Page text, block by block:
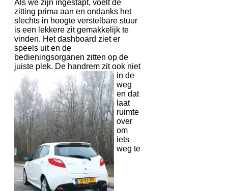
Als we zijn ingestapt, voelt de
zitting prima aan en ondanks het
slechts in hoogte verstelbare stuur
is een lekkere zit gemakkelijk te
vinden. Het dashboard ziet er
speels uit en de
bedieningsorganen zitten op de
juiste plek. De handrem zit ook niet
in de
weg
en dat
laat
ruimte
over
om
iets
weg te